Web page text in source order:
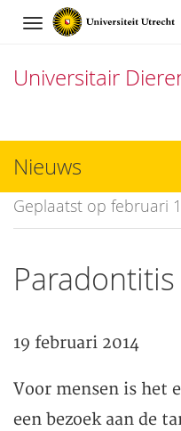
Navigation
Universitair
naar
inhoud
Nieuws
Geplaatst op februari
19 februari 2014
Voor mensen is het
een bezoek aan de